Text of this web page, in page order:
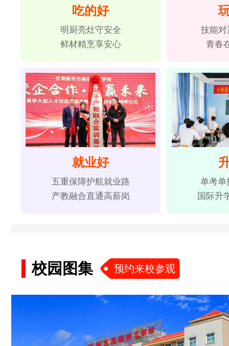
吃的好
明厨亮灶守安全
鲜材精烹享安心
技能对
青春
就业好
五重保障护航就业路
产教融合直通高薪岗
单考单
国际升
校园图集 预约来校参观